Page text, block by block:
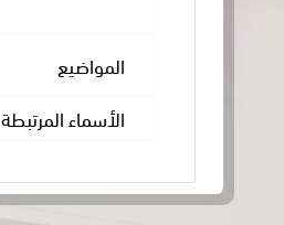
المواضيع
الأسماء المرتبطة